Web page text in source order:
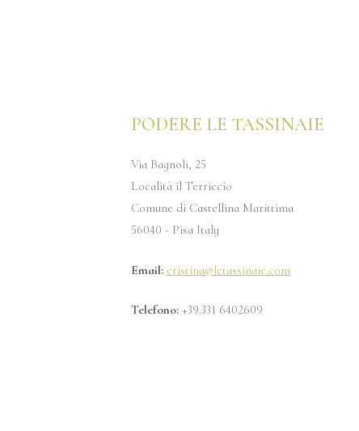
PODERE LE TASSINAIE
Via Bagnoli, 25
Località il Terriccio
Comune di Castellina Marittima
56040 - Pisa Italy
Email: cristina@letassinaie.com
Telefono: +39.331 6402609